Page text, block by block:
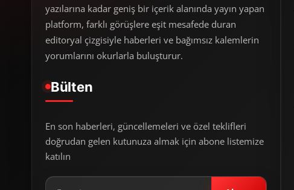
yazılarına kadar geniş bir içerik alanında yayın yapan
platform, farklı görüşlere eşit mesafede duran
editoryal çizgisiyle haberleri ve bağımsız kalemlerin
yorumlarını okurlarla buluşturur.
Bülten
En son haberleri, güncellemeleri ve özel teklifleri
doğrudan gelen kutunuza almak için abone listemize
katılın